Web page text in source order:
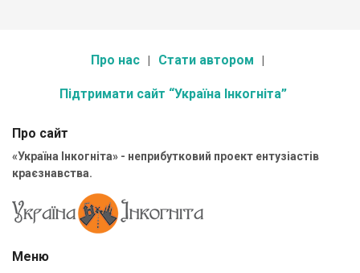
Про нас Стати автором
Підтримати сайт “Україна Інкогніта”
Про сайт
«Україна Інкогніта» - неприбутковий проект ентузіастів
краєзнавства.
Меню